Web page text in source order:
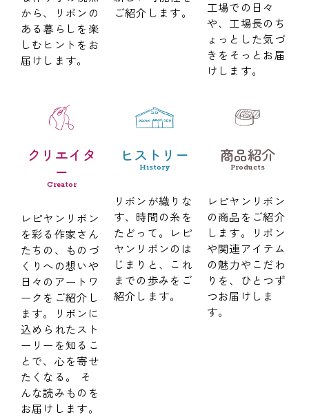
から、リボンの
ある暮らしを楽
しむヒントをお
届けします。
ご紹介します。
工場での日々
や、工場長のち
ょっとした気づ
きをそっとお届
けします。
クリエイタ
ー
Creator
レピヤンリボン
を彩る作家さん
たちの、ものづ
くりへの想いや
日々のアートワ
ークをご紹介し
ます。リボンに
込められたスト
ーリーを知るこ
とで、心を寄せ
たくなる。 そ
んな読みものを
お届けします。
ヒストリー
History
リボンが織りな
す、時間の糸を
たどって。レピ
ヤンリボンのは
じまりと、これ
までの歩みをご
紹介します。
商品紹介
Products
レピヤンリボン
の商品をご紹介
します。リボン
や関連アイテム
の魅力やこだわ
りを、ひとつず
つお届けしま
す。